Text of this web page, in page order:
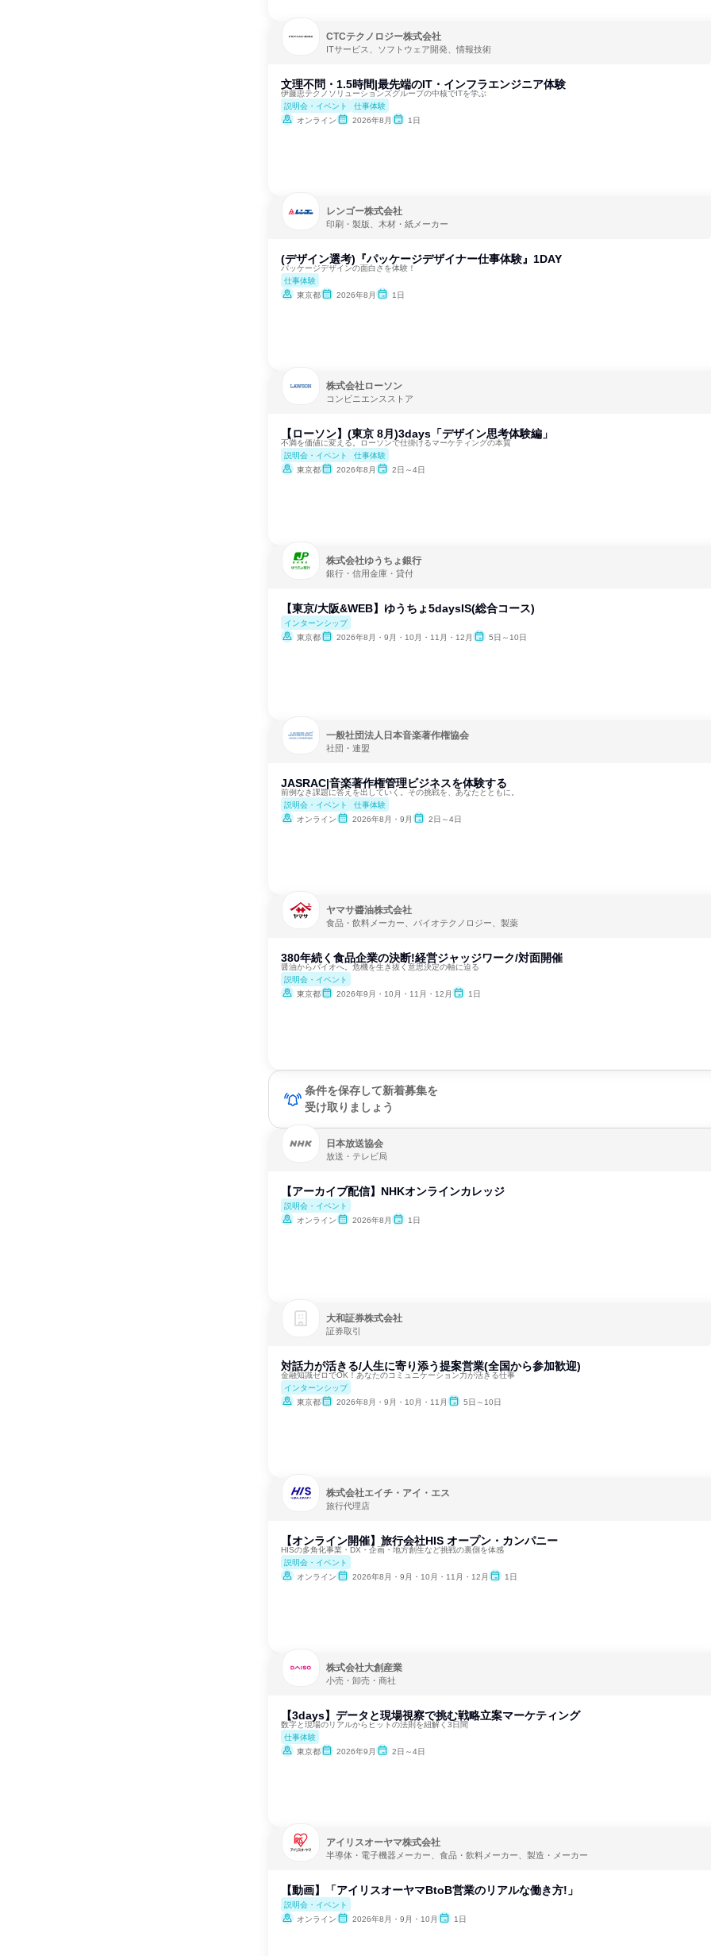
CTCテクノロジー株式会社
ITサービス、ソフトウェア開発、情報技術
文理不問・1.5時間|最先端のIT・インフラエンジニア体験
伊藤忠テクノソリューションズグループの中核でITを学ぶ
説明会・イベント
仕事体験
オンライン
2026年8月 1日
レンゴー株式会社
印刷・製版、木材・紙メーカー
(デザイン選考)『パッケージデザイナー仕事体験』1DAY
パッケージデザインの面白さを体験！
仕事体験
東京都
2026年8月 1日
株式会社ローソン
コンビニエンスストア
【ローソン】(東京 8月)3days「デザイン思考体験編」
不満を価値に変える。ローソンで仕掛けるマーケティングの本質
説明会・イベント
仕事体験
東京都
2026年8月 2日～4日
株式会社ゆうちょ銀行
銀行・信用金庫・貸付
【東京/大阪&WEB】ゆうちょ5daysIS(総合コース)
インターンシップ
東京都
2026年8月・9月・10月・11月・12月 5日～10日
一般社団法人日本音楽著作権協会
社団・連盟
JASRAC|音楽著作権管理ビジネスを体験する
前例なき課題に答えを出していく。その挑戦を、あなたとともに。
説明会・イベント
仕事体験
オンライン
2026年8月・9月 2日～4日
ヤマサ醬油株式会社
食品・飲料メーカー、バイオテクノロジー、製薬
380年続く食品企業の決断!経営ジャッジワーク/対面開催
醤油からバイオへ。危機を生き抜く意思決定の軸に迫る
説明会・イベント
東京都
2026年9月・10月・11月・12月 1日
条件を保存して新着募集を
受け取りましょう
日本放送協会
放送・テレビ局
【アーカイブ配信】NHKオンラインカレッジ
説明会・イベント
オンライン
2026年8月 1日
大和証券株式会社
証券取引
対話力が活きる/人生に寄り添う提案営業(全国から参加歓迎)
金融知識ゼロでOK！あなたのコミュニケーション力が活きる仕事
インターンシップ
東京都
2026年8月・9月・10月・11月 5日～10日
株式会社エイチ・アイ・エス
旅行代理店
【オンライン開催】旅行会社HIS オープン・カンパニー
HISの多角化事業・DX・企画・地方創生など挑戦の裏側を体感
説明会・イベント
オンライン
2026年8月・9月・10月・11月・12月 1日
株式会社大創産業
小売・卸売・商社
【3days】データと現場視察で挑む戦略立案マーケティング
数字と現場のリアルからヒットの法則を紐解く3日間
仕事体験
東京都
2026年9月 2日～4日
アイリスオーヤマ株式会社
半導体・電子機器メーカー、食品・飲料メーカー、製造・メーカー
【動画】「アイリスオーヤマBtoB営業のリアルな働き方!」
説明会・イベント
オンライン
2026年8月・9月・10月 1日